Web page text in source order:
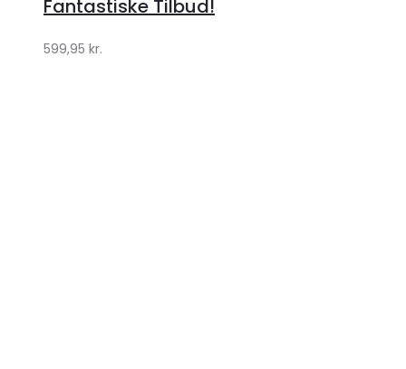
Fantastiske Tilbud!
599,95 kr.